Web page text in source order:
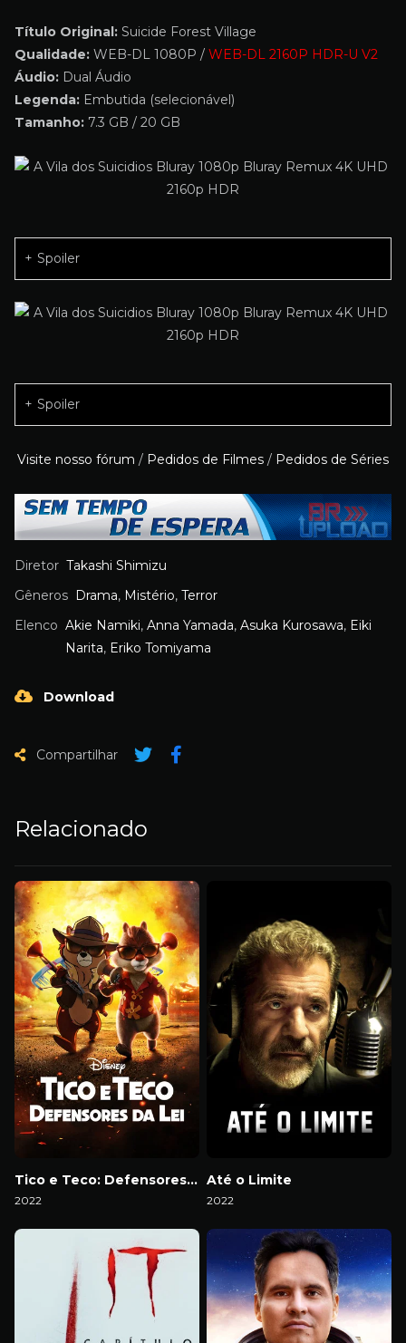
Título Original: Suicide Forest Village
Qualidade: WEB-DL 1080P / WEB-DL 2160P HDR-U V2
Áudio: Dual Áudio
Legenda: Embutida (selecionável)
Tamanho: 7.3 GB / 20 GB
Spoiler
Spoiler
Visite nosso fórum / Pedidos de Filmes / Pedidos de Séries
Diretor Takashi Shimizu
Gêneros
Drama, Mistério, Terror
Elenco Akie Namiki, Anna Yamada, Asuka Kurosawa, Eiki
Narita, Eriko Tomiyama
Download
Compartilhar
Relacionado
Tico e Teco: Defensores da Lei
2022
Até o Limite
2022